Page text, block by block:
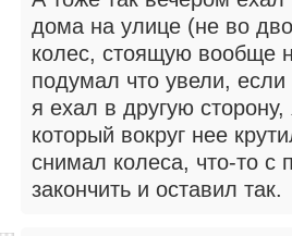
дома на улице (не во
колес, стоящую вообще
подумал что увели,
я ехал в другую
который вокруг нее
снимал колеса, что-то с
закончить и оставил так.